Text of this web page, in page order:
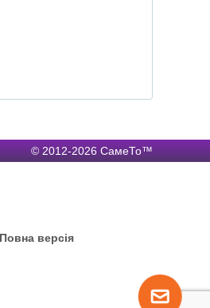
© 2012-2026 СамеТо™
Повна версія